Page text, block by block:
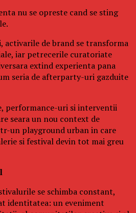
nu se opreste cand se sting
activarile de brand se transforma
iar petrecerile curatoriate
extind experienta pana
seria de afterparty-uri gazduite
performance-uri si interventii
seara un nou context de
un playground urban in care
si festival devin tot mai greu
se schimba constant,
identitatea: un eveniment